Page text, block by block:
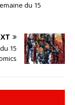
du 15
15